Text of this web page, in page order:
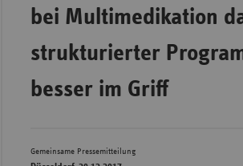
bei Multimedikation
strukturierter
besser im Griff
Gemeinsame Pressemitteilung